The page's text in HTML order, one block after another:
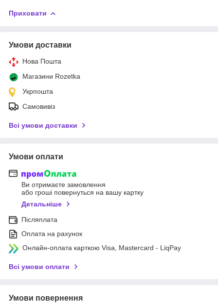
Приховати
Умови доставки
Нова Пошта
Магазини Rozetka
Укрпошта
Самовивіз
Всі умови доставки
Умови оплати
Ви отримаєте замовлення
або гроші повернуться на вашу картку
Детальніше
Післяплата
Оплата на рахунок
Онлайн-оплата карткою Visa, Mastercard - LiqPay
Всі умови оплати
Умови повернення